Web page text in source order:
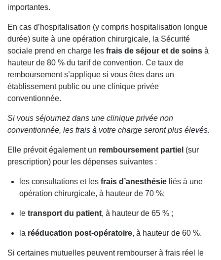
importantes.
En cas d’hospitalisation (y compris hospitalisation longue
durée) suite à une opération chirurgicale, la Sécurité
sociale prend en charge les frais de séjour et de soins à
hauteur de 80 % du tarif de convention. Ce taux de
remboursement s’applique si vous êtes dans un
établissement public ou une clinique privée
conventionnée.
Si vous séjournez dans une clinique privée non
conventionnée, les frais à votre charge seront plus élevés.
Elle prévoit également un remboursement partiel (sur
prescription) pour les dépenses suivantes :
les consultations et les frais d’anesthésie liés à une
opération chirurgicale, à hauteur de 70 %;
le transport du patient, à hauteur de 65 % ;
la rééducation post-opératoire, à hauteur de 60 %.
Si certaines mutuelles peuvent rembourser à frais réel le